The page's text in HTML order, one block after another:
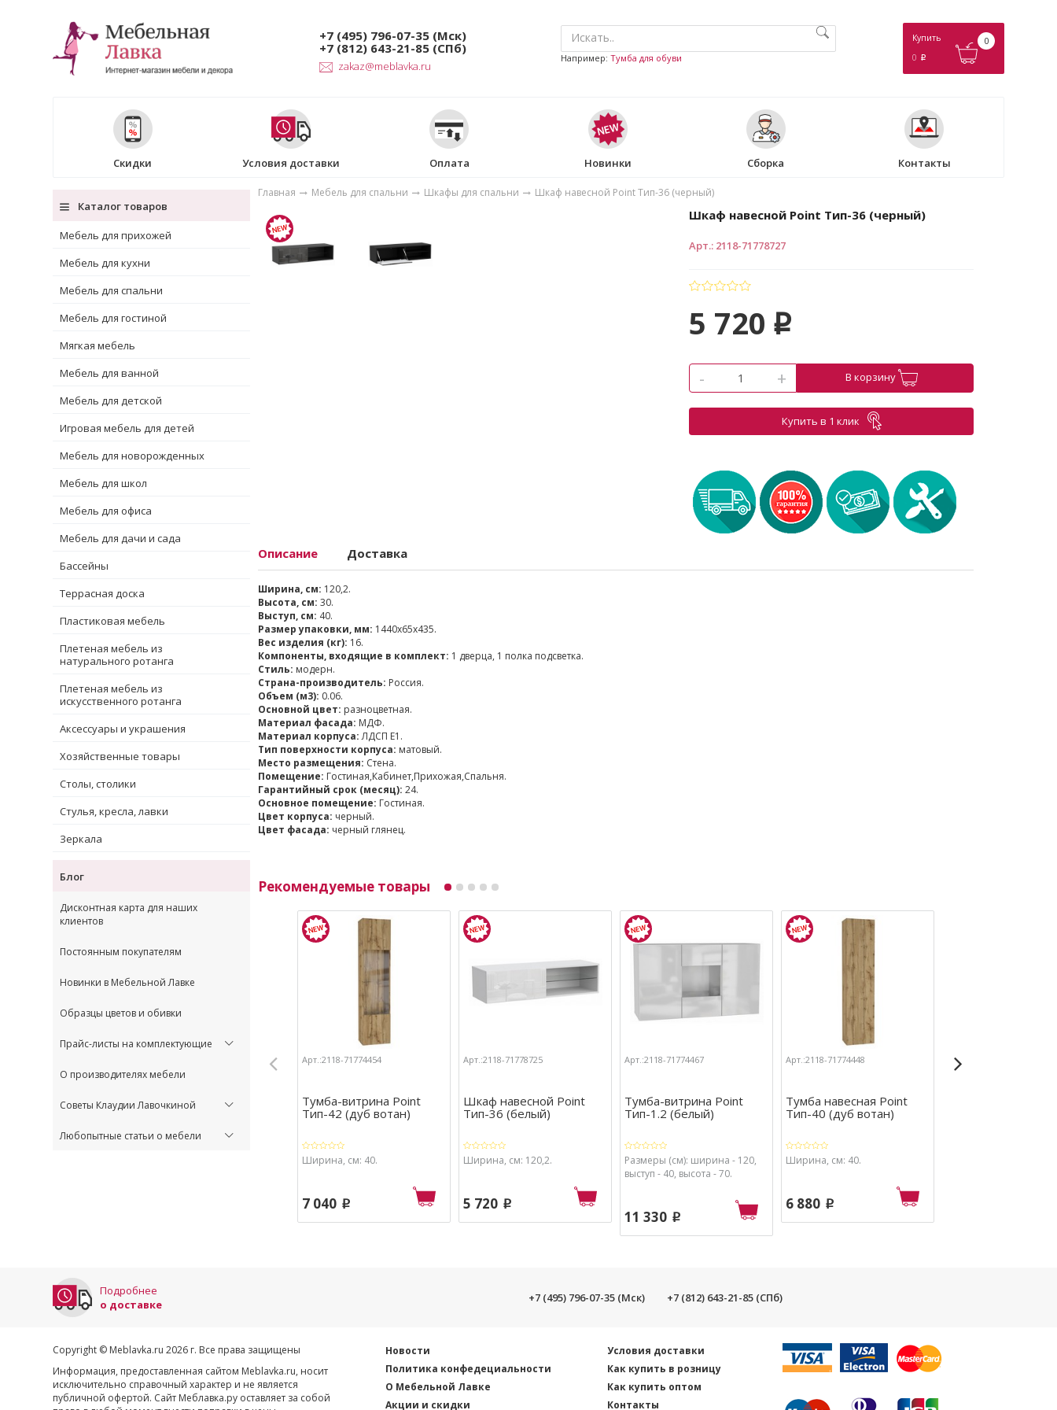
+7 (495) 796-07-35 (Мск)
+7 (812) 643-21-85 (СПб)
zakaz@meblavka.ru
Например: Тумба для обуви
Купить
0 p
0
Скидки Условия доставки Оплата Новинки Сборка Контакты
Каталог товаров
Мебель для прихожей
Мебель для кухни
Мебель для спальни
Мебель для гостиной
Мягкая мебель
Мебель для ванной
Мебель для детской
Игровая мебель для детей
Мебель для новорожденных
Мебель для школ
Мебель для офиса
Мебель для дачи и сада
Бассейны
Террасная доска
Пластиковая мебель
Плетеная мебель из
натурального ротанга
Плетеная мебель из
искусственного ротанга
Аксессуары и украшения
Хозяйственные товары
Столы, столики
Стулья, кресла, лавки
Зеркала
Блог
Дисконтная карта для наших
клиентов
Постоянным покупателям
Новинки в Мебельной Лавке
Образцы цветов и обивки
Прайс-листы на комплектующие
О производителях мебели
Советы Клаудии Лавочкиной
Любопытные статьи о мебели
Главная Мебель для спальни Шкафы для спальни Шкаф навесной Point Тип-36 (черный)
Шкаф навесной Point Тип-36 (черный)
Арт.: 2118-71778727
5 720 p
- + В корзину
Купить в 1 клик
Описание Доставка
Ширина, см: 120,2.
Высота, см: 30.
Выступ, см: 40.
Размер упаковки, мм: 1440x65x435.
Вес изделия (кг): 16.
Компоненты, входящие в комплект: 1 дверца, 1 полка подсветка.
Стиль: модерн.
Страна-производитель: Россия.
Объем (м3): 0.06.
Основной цвет: разноцветная.
Материал фасада: МДФ.
Материал корпуса:ЛДСП Е1.
Тип поверхности корпуса: матовый.
Место размещения: Стена.
Помещение: Гостиная,Кабинет,Прихожая,Спальня.
Гарантийный срок (месяц): 24.
Основное помещение: Гостиная.
Цвет корпуса: черный.
Цвет фасада: черный глянец.
Рекомендуемые товары
Арт.:2118-71774454
Тумба-витрина Point
Тип-42 (дуб вотан)
Ширина, см: 40.
7 040 p
Арт.:2118-71778725
Шкаф навесной Point
Тип-36 (белый)
Ширина, см: 120,2.
5 720 p
Арт.:2118-71774467
Тумба-витрина Point
Тип-1.2 (белый)
Размеры (см): ширина - 120,
выступ - 40, высота - 70.
11 330 p
Арт.:2118-71774448
Тумба навесная Point
Тип-40 (дуб вотан)
Ширина, см: 40.
6 880 p
Арт.:2118-71774438
Подробнее
о доставке
+7 (495) 796-07-35 (Мск) +7 (812) 643-21-85 (СПб)
Copyright © Meblavka.ru 2026 г. Все права защищены
Информация, предоставленная сайтом Meblavka.ru, носит
исключительно справочный характер и не является
публичной офертой. Сайт Меблавка.ру оставляет за собой
Новости
Политика конфедециальности
О Мебельной Лавке
Акции и скидки
Условия доставки
Как купить в розницу
Как купить оптом
Контакты